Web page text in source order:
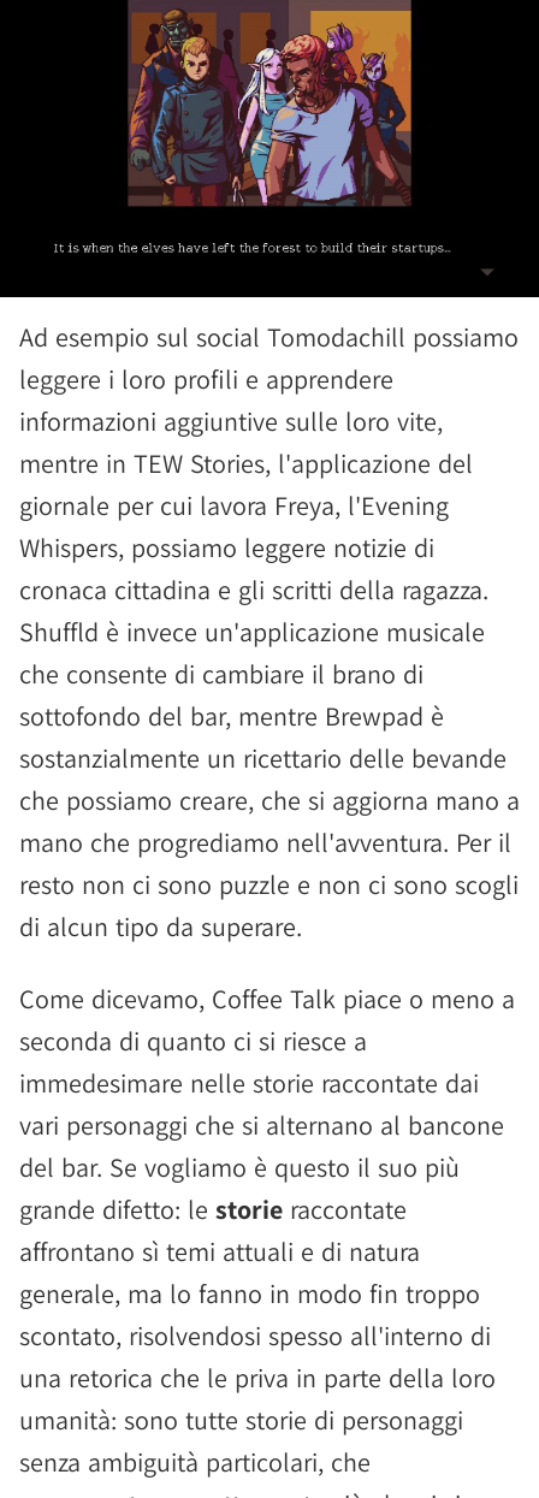
Ad esempio sul social Tomodachill possiamo
leggere i loro profili e apprendere
informazioni aggiuntive sulle loro vite,
mentre in TEW Stories, l'applicazione del
giornale per cui lavora Freya, l'Evening
Whispers, possiamo leggere notizie di
cronaca cittadina e gli scritti della ragazza.
Shuffld è invece un'applicazione musicale
che consente di cambiare il brano di
sottofondo del bar, mentre Brewpad è
sostanzialmente un ricettario delle bevande
che possiamo creare, che si aggiorna mano a
mano che progrediamo nell'avventura. Per il
resto non ci sono puzzle e non ci sono scogli
di alcun tipo da superare.
Come dicevamo, Coffee Talk piace o meno a
seconda di quanto ci si riesce a
immedesimare nelle storie raccontate dai
vari personaggi che si alternano al bancone
del bar. Se vogliamo è questo il suo più
grande difetto: le storie raccontate
affrontano sì temi attuali e di natura
generale, ma lo fanno in modo fin troppo
scontato, risolvendosi spesso all'interno di
una retorica che le priva in parte della loro
umanità: sono tutte storie di personaggi
senza ambiguità particolari, che